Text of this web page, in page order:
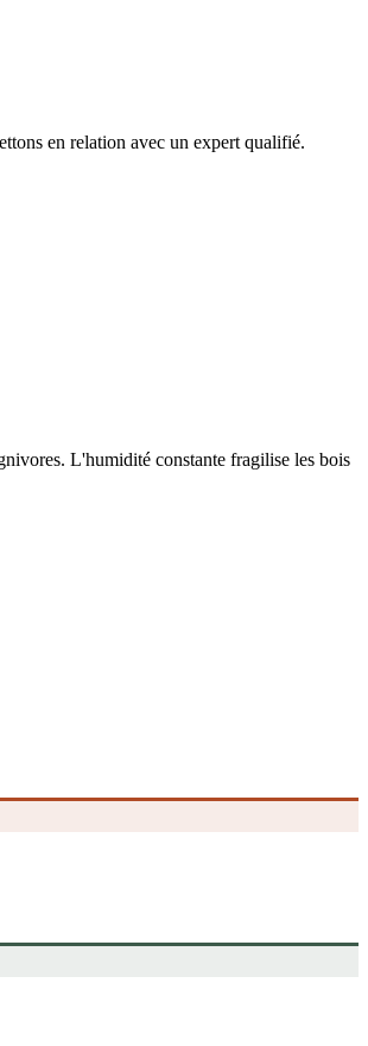
en relation avec un expert qualifié.
L'humidité constante fragilise les bois